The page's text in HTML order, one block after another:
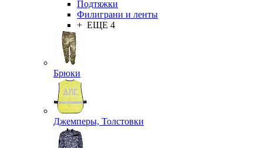
Подтяжки
Филиграни и ленты
+ ЕЩЕ 4
Брюки
Джемперы, Толстовки